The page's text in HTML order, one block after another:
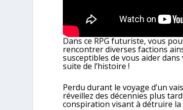
Dans ce RPG futuriste, vous
rencontrer diverses factions
susceptibles de vous aider
suite de l’histoire !
Perdu durant le voyage d’un
réveillez des décennies plus
conspiration visant à détruire la